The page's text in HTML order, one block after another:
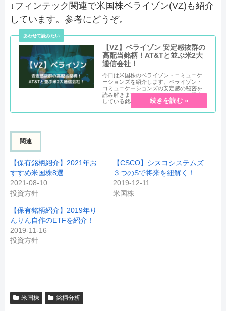
↓フィンテック関連で米国株ベライゾン(VZ)も紹介
しています。参考にどうぞ。
【VZ】ベライゾン 安定感抜群の
高配当銘柄！AT&Tと並ぶ米2大
通信会社！
今日は米国株のベライゾン・コミュニケ
ーションズを紹介します。ベライゾン・
コミュニケーションズの安定感の秘密を
読み解きます！りんりんりんりんも保有
している銘柄だよ！銘柄概要ベライゾ
ン・コミュニ...
関連
【保有銘柄紹介】2021年お
すすめ米国株8選
2021-08-10
投資方針
【CSCO】シスコシステムズ
３つのSで将来を紐解く！
2019-12-11
米国株
【保有銘柄紹介】2019年り
んりん自作のETFを紹介！
2019-11-16
投資方針
米国株 銘柄分析